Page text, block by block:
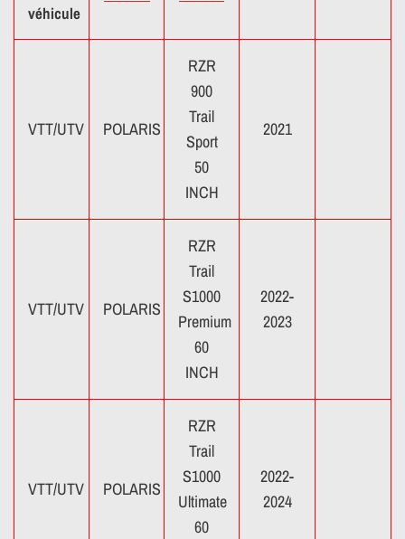
véhicule
VTT/UTV POLARIS
RZR
900
Trail
Sport
50
INCH
2021
VTT/UTV POLARIS
RZR
Trail
S1000
Premium
60
INCH
2022-
2023
VTT/UTV POLARIS
RZR
Trail
S1000
Ultimate
60
2022-
2024